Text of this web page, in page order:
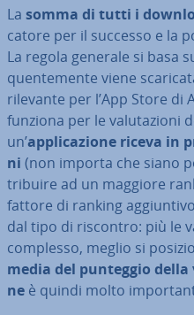
La somma di tutti i
ca­to­re per il successo e la
La regola generale si basa
quen­te­men­te viene
rilevante per l’App Store di
funziona per le va­lu­ta­zio­ni
un’ap­pli­ca­zio­ne riceva in
ni (non importa che siano
tri­bui­re ad un maggiore
fattore di ranking
dal tipo di riscontro: più le
complesso, meglio si
media del punteggio
ne è quindi molto